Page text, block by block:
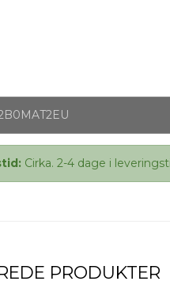
Cirka. 2-4 dage i
PRODUKTER